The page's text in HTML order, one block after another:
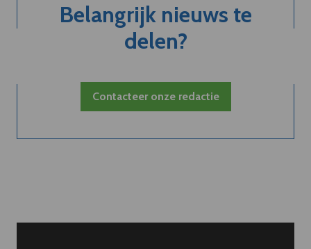
Belangrijk nieuws te
delen?
Contacteer onze redactie